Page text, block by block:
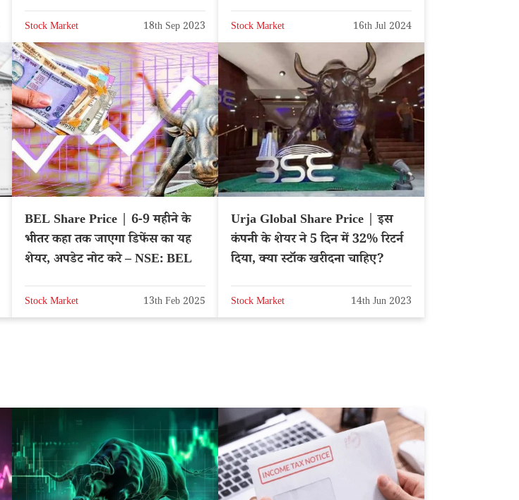
Stock Market 18th Sep 2023 Stock Market 16th Jul 2024
BEL Share Price | 6-9 महीने के
भीतर कहा तक जाएगा डिफेंस का यह
शेयर, अपडेट नोट करे – NSE: BEL
Stock Market 13th Feb 2025
Urja Global Share Price | इस
कंपनी के शेयर ने 5 दिन में 32% रिटर्न
दिया, क्या स्टॉक खरीदना चाहिए?
Stock Market 14th Jun 2023